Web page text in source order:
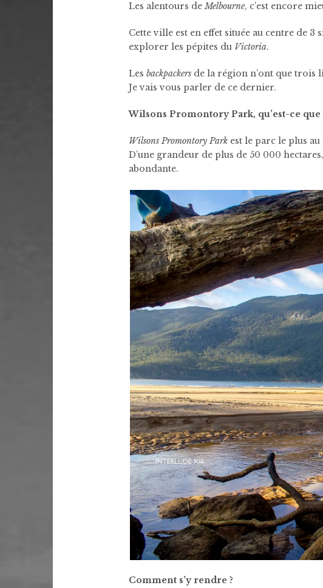
Les alentours deMelbourne, c’est encore
Cette ville est en effet située au centre de
explorer les pépites du Victoria.
Les backpackers de la région n’ont que trois
Je vais vous parler de ce dernier.
Wilsons Promontory Park, qu’est-ce que
Wilsons Promontory Park est le parc le plus au
D’une grandeur de plus de 50 000
abondante.
Comment s’y rendre ?